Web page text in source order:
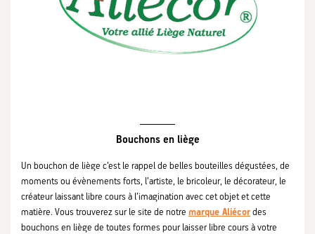
Bouchons en liège
Un bouchon de liège c’est le rappel de belles bouteilles dégustées, de
moments ou évènements forts, l’artiste, le bricoleur, le décorateur, le
créateur laissant libre cours à l’imagination avec cet objet et cette
matière. Vous trouverez sur le site de notre marque Aliécordes
bouchons en liège de toutes formes pour laisser libre cours à votre